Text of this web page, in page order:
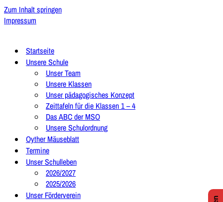
Zum Inhalt springen
Impressum
Startseite
Unsere Schule
Unser Team
Unsere Klassen
Unser pädagogisches Konzept
Zeittafeln für die Klassen 1 – 4
Das ABC der MSO
Unsere Schulordnung
Oyther Mäuseblatt
Termine
Unser Schulleben
2026/2027
2025/2026
Unser Förderverein